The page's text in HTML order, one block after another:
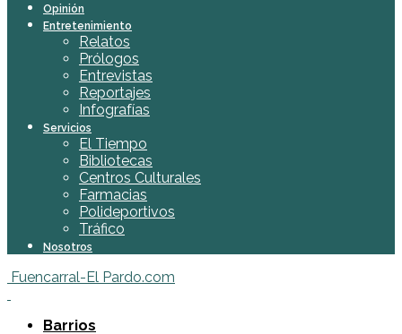
Opinión
Entretenimiento
Relatos
Prólogos
Entrevistas
Reportajes
Infografías
Servicios
El Tiempo
Bibliotecas
Centros Culturales
Farmacias
Polideportivos
Tráfico
Nosotros
Fuencarral-El Pardo.com
Barrios